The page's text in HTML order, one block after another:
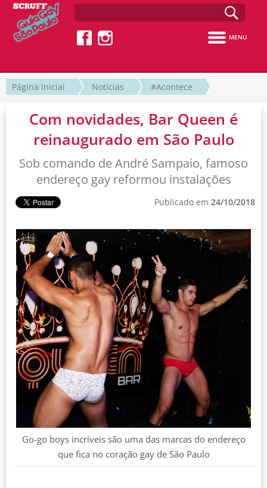
MENU
Página Inicial Notícias #Acontece
Com novidades, Bar Queen é
reinaugurado em São Paulo
Sob comando de André Sampaio, famoso
endereço gay reformou instalações
Publicado em 24/10/2018
Go-go boys incríveis são uma das marcas do endereço
que fica no coração gay de São Paulo